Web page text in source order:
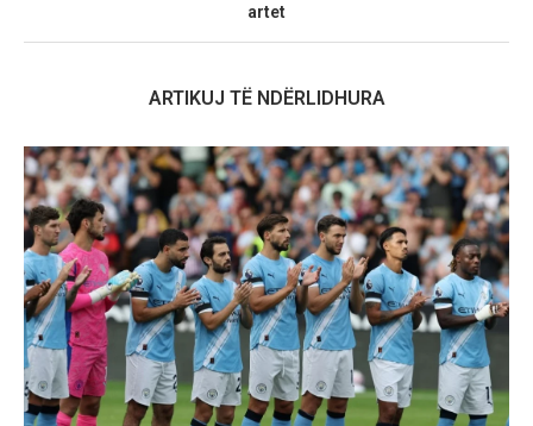
artet
ARTIKUJ TË NDËRLIDHURA